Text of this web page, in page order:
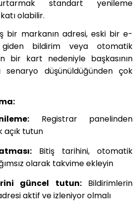
standart yenileme
olabilir.
bir markanın adresi, eski bir e-
bildirim veya otomatik
bir kart nedeniyle başkasının
düşünüldüğünden çok
Registrar panelinden
açık tutun
Bitiş tarihini, otomatik
olarak takvime ekleyin
güncel tutun:Bildirimlerin
aktif ve izleniyor olmalı